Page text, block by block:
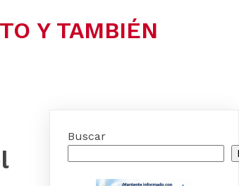
Y TAMBIÉN
Buscar